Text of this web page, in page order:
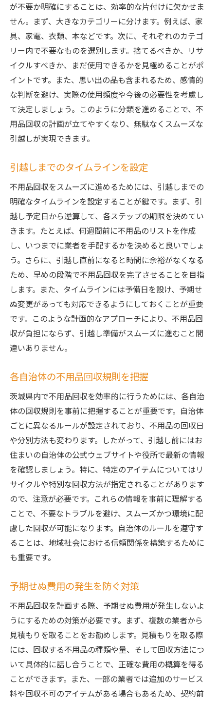
が不要か明確にすることは、効率的な片付けに欠かせま
せん。まず、大きなカテゴリーに分けます。例えば、家
具、家電、衣類、本などです。次に、それぞれのカテゴ
リー内で不要なものを選別します。捨てるべきか、リサ
イクルすべきか、まだ使用できるかを見極めることがポ
イントです。また、思い出の品も含まれるため、感情的
な判断を避け、実際の使用頻度や今後の必要性を考慮し
て決定しましょう。このように分類を進めることで、不
用品回収の計画が立てやすくなり、無駄なくスムーズな
引越しが実現できます。
引越しまでのタイムラインを設定
不用品回収をスムーズに進めるためには、引越しまでの
明確なタイムラインを設定することが鍵です。まず、引
越し予定日から逆算して、各ステップの期限を決めてい
きます。たとえば、何週間前に不用品のリストを作成
し、いつまでに業者を手配するかを決めると良いでしょ
う。さらに、引越し直前になると時間に余裕がなくなる
ため、早めの段階で不用品回収を完了させることを目指
します。また、タイムラインには予備日を設け、予期せ
ぬ変更があっても対応できるようにしておくことが重要
です。このような計画的なアプローチにより、不用品回
収が負担にならず、引越し準備がスムーズに進むこと間
違いありません。
各自治体の不用品回収規則を把握
茨城県内で不用品回収を効率的に行うためには、各自治
体の回収規則を事前に把握することが重要です。自治体
ごとに異なるルールが設定されており、不用品の回収日
や分別方法も変わります。したがって、引越し前にはお
住まいの自治体の公式ウェブサイトや役所で最新の情報
を確認しましょう。特に、特定のアイテムについてはリ
サイクルや特別な回収方法が指定されることがあります
ので、注意が必要です。これらの情報を事前に理解する
ことで、不要なトラブルを避け、スムーズかつ環境に配
慮した回収が可能になります。自治体のルールを遵守す
ることは、地域社会における信頼関係を構築するために
も重要です。
予期せぬ費用の発生を防ぐ対策
不用品回収を計画する際、予期せぬ費用が発生しないよ
うにするための対策が必要です。まず、複数の業者から
見積もりを取ることをお勧めします。見積もりを取る際
には、回収する不用品の種類や量、そして回収方法につ
いて具体的に話し合うことで、正確な費用の概算を得る
ことができます。また、一部の業者では追加のサービス
料や回収不可のアイテムがある場合もあるため、契約前